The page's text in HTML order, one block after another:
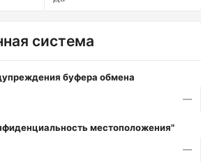
система
буфера обмена
—
местоположения"
—